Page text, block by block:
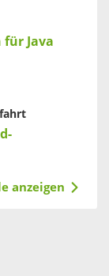
Java
anzeigen